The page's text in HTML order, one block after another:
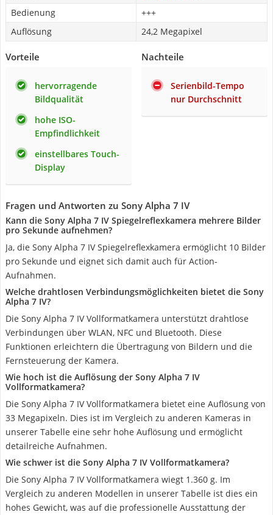
Bedienung
+++
Auflösung
24,2 Megapixel
Vorteile
hervorragende
Bildqualität
hohe ISO-
Empfindlichkeit
einstellbares Touch-
Display
Nachteile
Serienbild-Tempo
nur Durchschnitt
Fragen und Antworten zu Sony Alpha 7 IV
Kann die Sony Alpha 7 IV Spiegelreflexkamera mehrere Bilder
pro Sekunde aufnehmen?
Ja, die Sony Alpha 7 IV Spiegelreflexkamera ermöglicht 10 Bilder
pro Sekunde und eignet sich damit auch für Action-
Aufnahmen.
Welche drahtlosen Verbindungsmöglichkeiten bietet die Sony
Alpha 7 IV?
Die Sony Alpha 7 IV Vollformatkamera unterstützt drahtlose
Verbindungen über WLAN, NFC und Bluetooth. Diese
Funktionen erleichtern die Übertragung von Bildern und die
Fernsteuerung der Kamera.
Wie hoch ist die Auflösung der Sony Alpha 7 IV
Vollformatkamera?
Die Sony Alpha 7 IV Vollformatkamera bietet eine Auflösung von
33 Megapixeln. Dies ist im Vergleich zu anderen Kameras in
unserer Tabelle eine sehr hohe Auflösung und ermöglicht
detailreiche Aufnahmen.
Wie schwer ist die Sony Alpha 7 IV Vollformatkamera?
Die Sony Alpha 7 IV Vollformatkamera wiegt 1.360 g. Im
Vergleich zu anderen Modellen in unserer Tabelle ist dies ein
hohes Gewicht, was auf die professionelle Ausstattung der